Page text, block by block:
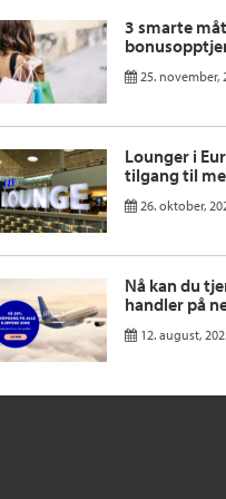
3 smarte
25. november,
Lounger i
tilgang til
26. oktober,
Nå kan du
handler på
12. august,